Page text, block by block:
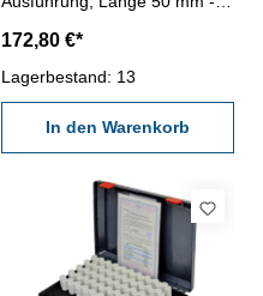
Stufung 0,01 mm - mit
Messstifthalter - im Behältnis /
Kasten Messbereich 6,01 -
7,00 mm
172,80 €*
Lagerbestand: 13
In den Warenkorb